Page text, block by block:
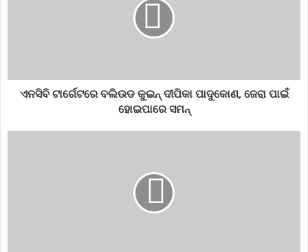
ଏନସିବି ଟାର୍ଗେଟରେ ବଲିଉଡ କୁଇନ୍ ଦୀପିକା ପାଦୁକୋଣ, ଜେରା ପାଇଁ
ହୋଇପାରେ ସମନ୍